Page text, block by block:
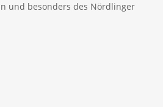
und besonders des Nördlinger